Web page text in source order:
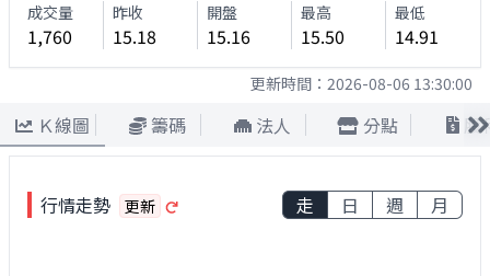
成交量
1,760
昨收
15.18
開盤
15.16
最高
15.50
最低
14.91
更新時間： 2026-08-06 13:30:00
Ｋ線圖 籌碼 法人 分點 股
行情走勢 更新 走 日 週 月